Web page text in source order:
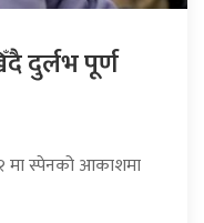
दुर्लभ पूर्ण
मा स्पेनको आकाशमा